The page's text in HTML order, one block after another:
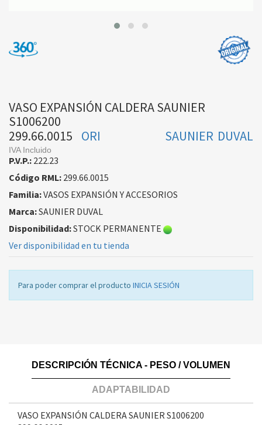
VASO EXPANSIÓN CALDERA SAUNIER
S1006200
299.66.0015
SAUNIER DUVAL
ORI
IVA Incluido
P.V.P.: 222.23
Código RML: 299.66.0015
Familia:VASOS EXPANSIÓN Y ACCESORIOS
Marca:SAUNIER DUVAL
Disponibilidad:STOCK PERMANENTE
Ver disponibilidad en tu tienda
Para poder comprar el producto INICIA SESIÓN
DESCRIPCIÓN TÉCNICA - PESO / VOLUMEN
ADAPTABILIDAD
VASO EXPANSIÓN CALDERA SAUNIER S1006200